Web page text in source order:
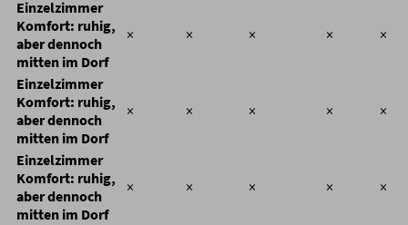
Einzelzimmer
Komfort: ruhig,
aber dennoch
mitten im Dorf
× × × × ×
Einzelzimmer
Komfort: ruhig,
aber dennoch
mitten im Dorf
× × × × ×
Einzelzimmer
Komfort: ruhig,
aber dennoch
mitten im Dorf
× × × × ×